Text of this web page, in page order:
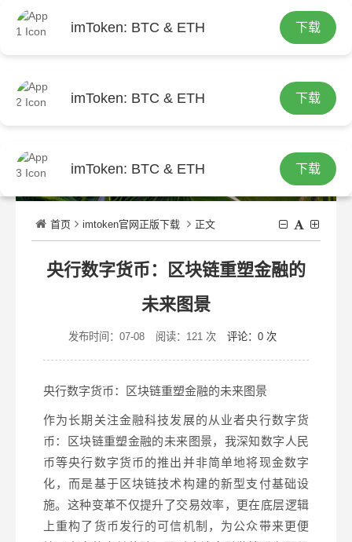
imToken: BTC & ETH 下载
imToken: BTC & ETH 下载
imToken: BTC & ETH 下载
繁
首页 imtoken官网正版下载 正文
央行数字货币：区块链重塑金融的
未来图景
发布时间：07-08 阅读：121 次 评论：0 次
央行数字货币：区块链重塑金融的未来图景
作为长期关注金融科技发展的从业者央行数字货
币：区块链重塑金融的未来图景，我深知数字人民
币等央行数字货币的推出并非简单地将现金数字
化，而是基于区块链技术构建的新型支付基础设
施。这种变革不仅提升了交易效率，更在底层逻辑
上重构了货币发行的可信机制，为公众带来更便